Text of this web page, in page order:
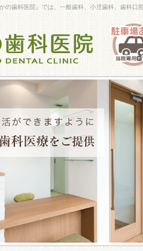
の歯科医院』では、一般歯科、小児歯科、歯科